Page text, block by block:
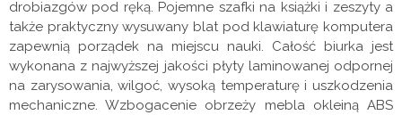
drobiazgów pod ręką. Pojemne szafki na książki i zeszyty a
także praktyczny wysuwany blat pod klawiaturę komputera
zapewnią porządek na miejscu nauki. Całość biurka jest
wykonana z najwyższej jakości płyty laminowanej odpornej
na zarysowania, wilgoć, wysoką temperaturę i uszkodzenia
mechaniczne. Wzbogacenie obrzeży mebla okleiną ABS